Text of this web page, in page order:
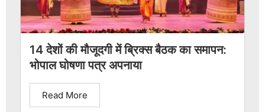
14 देशों की मौजूदगी में ब्रिक्स बैठक का समापन:
भोपाल घोषणा पत्र अपनाया
Read More